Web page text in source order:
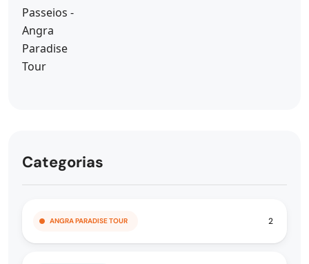
Categorias
ANGRA PARADISE TOUR 2